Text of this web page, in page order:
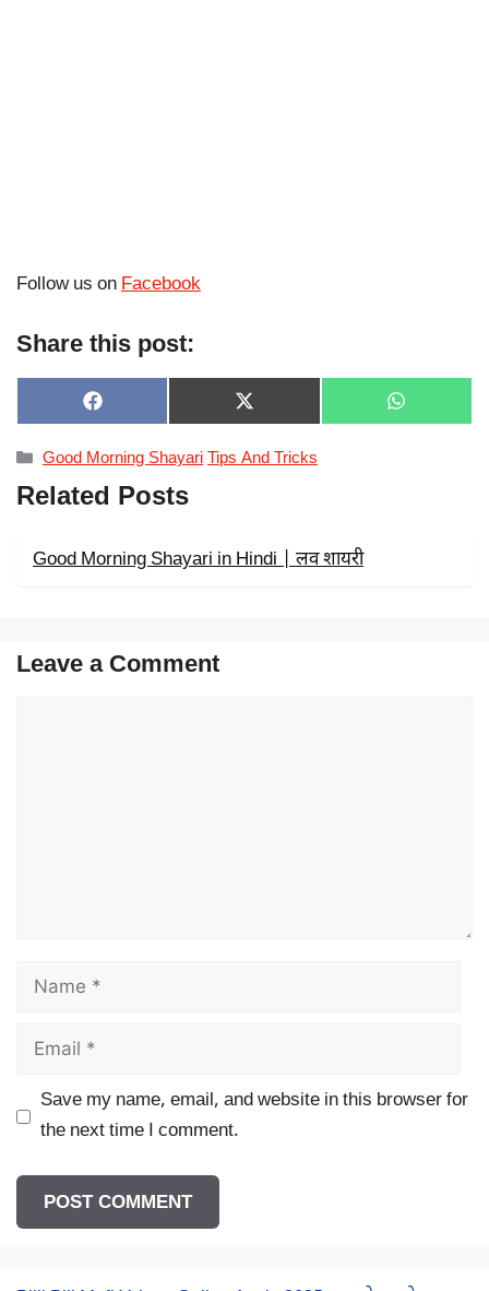
Follow us onFacebook
Share this post:
SHARE
ON
F
A
E
B
O
SHARE
ON
X
(
W
R
SHARE
ON
W
H
Categories
Good Morning Shayari Tips And Tricks
Related Posts
Good Morning Shayari in Hindi | लव शायरी
Leave a Comment
Name
Email
Save my name, email, and website in this browser for
the next time I comment.